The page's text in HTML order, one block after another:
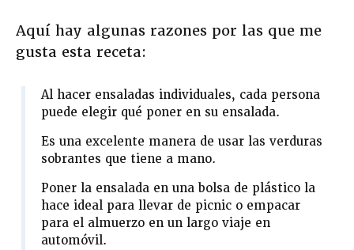
Aquí hay algunas razones por las que me
gusta esta receta:
Al hacer ensaladas individuales, cada persona
puede elegir qué poner en su ensalada.
Es una excelente manera de usar las verduras
sobrantes que tiene a mano.
Poner la ensalada en una bolsa de plástico la
hace ideal para llevar de picnic o empacar
para el almuerzo en un largo viaje en
automóvil.